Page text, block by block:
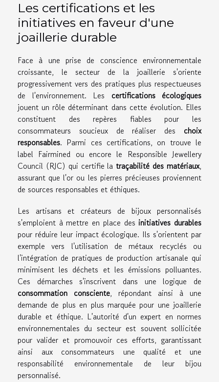
Les certifications et les
initiatives en faveur d'une
joaillerie durable
Face à une prise de conscience environnementale
croissante, le secteur de la joaillerie s'oriente
progressivement vers des pratiques plus respectueuses
de l'environnement. Les certifications écologiques
jouent un rôle déterminant dans cette évolution. Elles
constituent des repères fiables pour les
consommateurs soucieux de réaliser des choix
responsables. Parmi ces certifications, on trouve le
label Fairmined ou encore le Responsible Jewellery
Council (RJC) qui certifie latraçabilité des matériaux,
assurant que l'or ou les pierres précieuses proviennent
de sources responsables et éthiques.
Les artisans et créateurs de bijoux personnalisés
s'emploient à mettre en place des initiatives durables
pour réduire leur impact écologique. Ils s'orientent par
exemple vers l'utilisation de métaux recyclés ou
l'intégration de pratiques de production artisanale qui
minimisent les déchets et les émissions polluantes.
Ces démarches s'inscrivent dans une logique de
consommation consciente, répondant ainsi à une
demande de plus en plus marquée pour une joaillerie
durable et éthique. L'autorité d'un expert en normes
environnementales du secteur est souvent sollicitée
pour valider et promouvoir ces efforts, garantissant
ainsi aux consommateurs une qualité et une
responsabilité environnementale de leur bijou
personnalisé.